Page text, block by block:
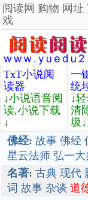
阅读网 购物 网址
戏
TxT小说阅
读器
↓小说语音阅
读,小说下载
↓
一
统
↓
清
圾↓
佛经: 故事 佛经
星云法师 弘一大
名著: 古典 现代
词 故事 杂谈 道